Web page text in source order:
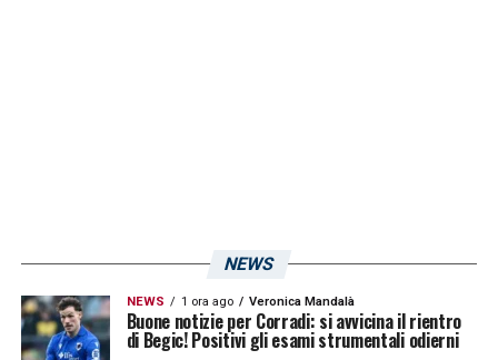
NEWS
NEWS 1 ora ago Veronica Mandalà
Buone notizie per Corradi: si avvicina il rientro
di Begic! Positivi gli esami strumentali odierni